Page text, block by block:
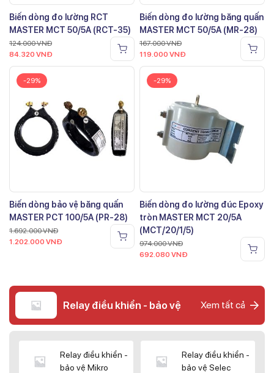
Biến dòng đo lường RCT
MASTER MCT 50/5A (RCT-35)
124.000VNĐ
84.320 VNĐ
Biến dòng đo lường băng quấn
MASTER MCT 50/5A (MR-28)
167.000VNĐ
119.000 VNĐ
-29%
Biến dòng bảo vệ băng quấn
MASTER PCT 100/5A (PR-28)
1.692.000VNĐ
1.202.000 VNĐ
-29%
Biến dòng đo lường đúc Epoxy
tròn MASTER MCT 20/5A
(MCT/20/1/5)
974.000VNĐ
692.080 VNĐ
Relay điều khiển - bảo vệ Xem tất cả
Relay điều khiển -
bảo vệ Mikro
Relay điều khiển -
bảo vệ Selec